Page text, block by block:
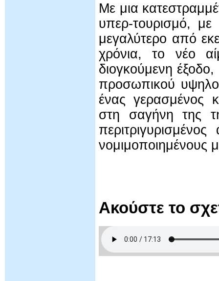
Με μια
υπερ-τουρισμό, με
μεγαλύτερο από
χρόνια, το νέο
διογκούμενη
προσωπικού
ένας γερασμένος
στη σαγήνη της
νομιμοποιημένους
Ακούστε το